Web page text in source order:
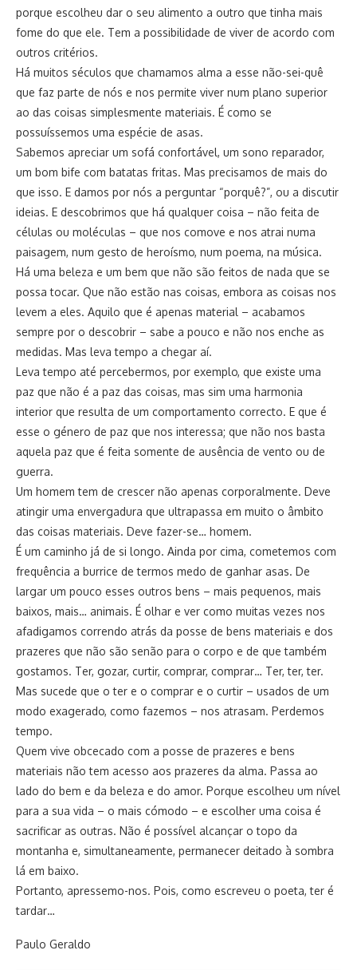
porque escolheu dar o seu alimento a outro que tinha mais
fome do que ele. Tem a possibilidade de viver de acordo com
outros critérios.
Há muitos séculos que chamamos alma a esse não-sei-quê
que faz parte de nós e nos permite viver num plano superior
ao das coisas simplesmente materiais. É como se
possuíssemos uma espécie de asas.
Sabemos apreciar um sofá confortável, um sono reparador,
um bom bife com batatas fritas. Mas precisamos de mais do
que isso. E damos por nós a perguntar “porquê?”, ou a discutir
ideias. E descobrimos que há qualquer coisa – não feita de
células ou moléculas – que nos comove e nos atrai numa
paisagem, num gesto de heroísmo, num poema, na música.
Há uma beleza e um bem que não são feitos de nada que se
possa tocar. Que não estão nas coisas, embora as coisas nos
levem a eles. Aquilo que é apenas material – acabamos
sempre por o descobrir – sabe a pouco e não nos enche as
medidas. Mas leva tempo a chegar aí.
Leva tempo até percebermos, por exemplo, que existe uma
paz que não é a paz das coisas, mas sim uma harmonia
interior que resulta de um comportamento correcto. E que é
esse o género de paz que nos interessa; que não nos basta
aquela paz que é feita somente de ausência de vento ou de
guerra.
Um homem tem de crescer não apenas corporalmente. Deve
atingir uma envergadura que ultrapassa em muito o âmbito
das coisas materiais. Deve fazer-se… homem.
É um caminho já de si longo. Ainda por cima, cometemos com
frequência a burrice de termos medo de ganhar asas. De
largar um pouco esses outros bens – mais pequenos, mais
baixos, mais… animais. É olhar e ver como muitas vezes nos
afadigamos correndo atrás da posse de bens materiais e dos
prazeres que não são senão para o corpo e de que também
gostamos. Ter, gozar, curtir, comprar, comprar… Ter, ter, ter.
Mas sucede que o ter e o comprar e o curtir – usados de um
modo exagerado, como fazemos – nos atrasam. Perdemos
tempo.
Quem vive obcecado com a posse de prazeres e bens
materiais não tem acesso aos prazeres da alma. Passa ao
lado do bem e da beleza e do amor. Porque escolheu um nível
para a sua vida – o mais cómodo – e escolher uma coisa é
sacrificar as outras. Não é possível alcançar o topo da
montanha e, simultaneamente, permanecer deitado à sombra
lá em baixo.
Portanto, apressemo-nos. Pois, como escreveu o poeta, ter é
tardar…
Paulo Geraldo